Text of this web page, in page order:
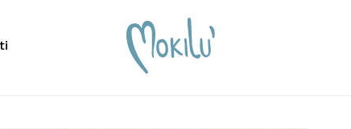
per cercare o premi ESC per chiudere
Recensisci per